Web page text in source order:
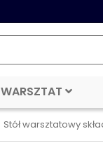
WARSZTAT
Stół warsztatowy